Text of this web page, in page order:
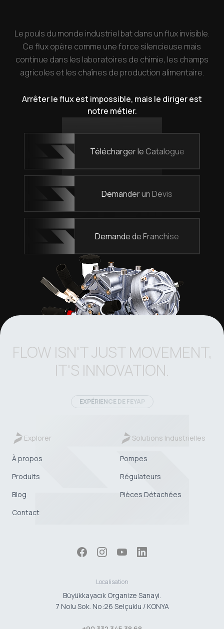
Le pouls du monde industriel bat dans un flux invisible.
Ce flux opère comme une force silencieuse mais
continue dans les laboratoires de chimie, les champs
agricoles et les chaînes de production alimentaire.
Arrêter le flux est impossible, mais le diriger est
notre métier.
Télécharger le Catalogue
Demander un Devis
Demande de Franchise
FLOW ISN'T JUST MOVEMENT,
IT'S INNOVATION.
EXPÉRIENCE DE FEYAP
Explorer
À propos
Produits
Blog
Contact
Solutions Industrielles
Pompes
Régulateurs
Pièces Détachées
Localisation
Büyükkayacık Organize Sanayi.
7 Nolu Sok. No:26 Selçuklu / KONYA